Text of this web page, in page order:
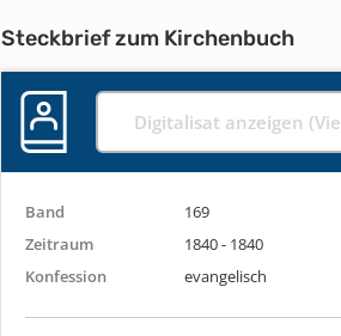
Steckbrief zum Kirchenbuch
Digitalisat anzeigen
Band
169
Zeitraum
1840 - 1840
Konfession
evangelisch